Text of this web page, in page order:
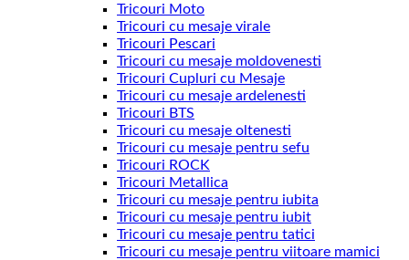
Tricouri Moto
Tricouri cu mesaje virale
Tricouri Pescari
Tricouri cu mesaje moldovenesti
Tricouri Cupluri cu Mesaje
Tricouri cu mesaje ardelenesti
Tricouri BTS
Tricouri cu mesaje oltenesti
Tricouri cu mesaje pentru sefu
Tricouri ROCK
Tricouri Metallica
Tricouri cu mesaje pentru iubita
Tricouri cu mesaje pentru iubit
Tricouri cu mesaje pentru tatici
Tricouri cu mesaje pentru viitoare mamici